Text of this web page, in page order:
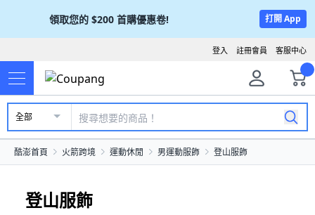
領取您的 $200 首購優惠卷! 打開 App
客服中心
註冊會員
登入
全部
酷澎首頁 火箭跨境 運動休閒 男運動服飾 登山服飾
登山服飾